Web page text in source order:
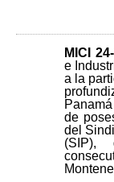
MICI
e
a la
de
del
(SIP),